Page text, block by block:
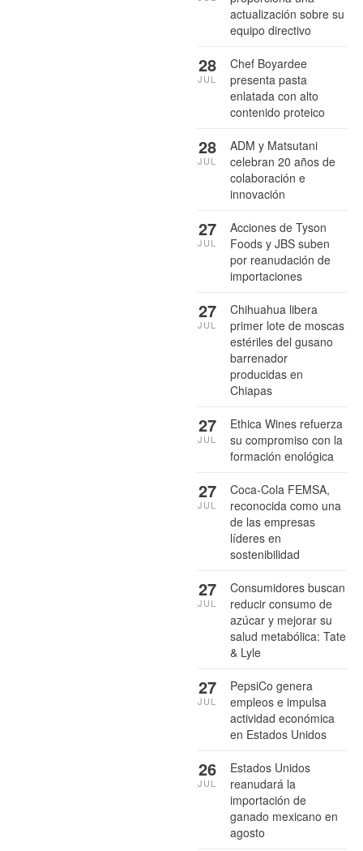
actualización sobre su
equipo directivo
Chef Boyardee
presenta pasta
enlatada con alto
contenido proteico
28
JUL
ADM y Matsutani
celebran 20 años de
colaboración e
innovación
28
JUL
Acciones de Tyson
Foods y JBS suben
por reanudación de
importaciones
27
JUL
Chihuahua libera
primer lote de moscas
estériles del gusano
barrenador
producidas en
Chiapas
27
JUL
Ethica Wines refuerza
su compromiso con la
formación enológica
27
JUL
Coca-Cola FEMSA,
reconocida como una
de las empresas
líderes en
sostenibilidad
27
JUL
Consumidores buscan
reducir consumo de
azúcar y mejorar su
salud metabólica: Tate
& Lyle
27
JUL
PepsiCo genera
empleos e impulsa
actividad económica
en Estados Unidos
27
JUL
Estados Unidos
reanudará la
importación de
ganado mexicano en
agosto
26
JUL